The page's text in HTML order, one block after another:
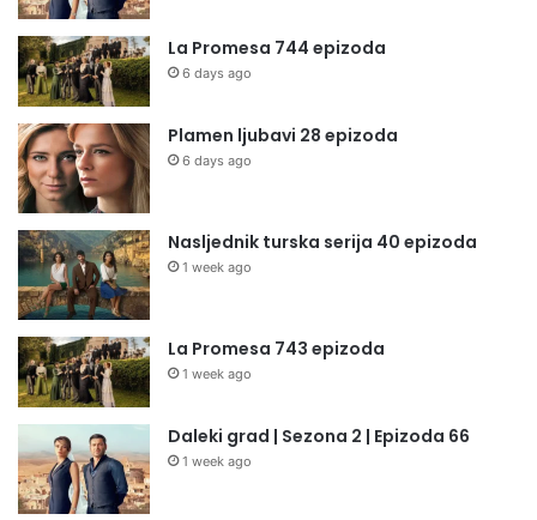
La Promesa 744 epizoda
6 days ago
Plamen ljubavi 28 epizoda
6 days ago
Nasljednik turska serija 40 epizoda
1 week ago
La Promesa 743 epizoda
1 week ago
Daleki grad | Sezona 2 | Epizoda 66
1 week ago